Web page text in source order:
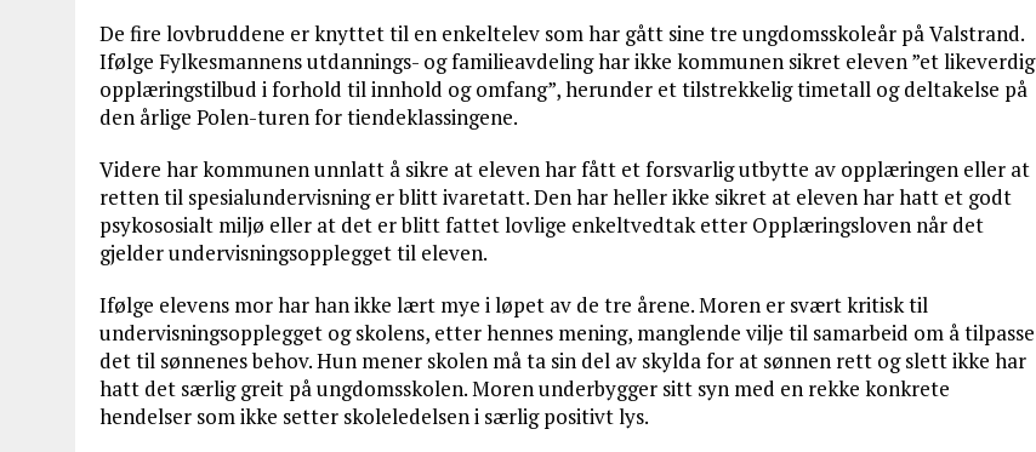
De fire lovbruddene er knyttet til en enkeltelev som har gått sine tre ungdomsskoleår på Valstrand.
Ifølge Fylkesmannens utdannings- og familieavdeling har ikke kommunen sikret eleven ”et likeverdig
opplæringstilbud i forhold til innhold og omfang”, herunder et tilstrekkelig timetall og deltakelse på
den årlige Polen-turen for tiendeklassingene.
Videre har kommunen unnlatt å sikre at eleven har fått et forsvarlig utbytte av opplæringen eller at
retten til spesialundervisning er blitt ivaretatt. Den har heller ikke sikret at eleven har hatt et godt
psykososialt miljø eller at det er blitt fattet lovlige enkeltvedtak etter Opplæringsloven når det
gjelder undervisningsopplegget til eleven.
Ifølge elevens mor har han ikke lært mye i løpet av de tre årene. Moren er svært kritisk til
undervisningsopplegget og skolens, etter hennes mening, manglende vilje til samarbeid om å tilpasse
det til sønnenes behov. Hun mener skolen må ta sin del av skylda for at sønnen rett og slett ikke har
hatt det særlig greit på ungdomsskolen. Moren underbygger sitt syn med en rekke konkrete
hendelser som ikke setter skoleledelsen i særlig positivt lys.